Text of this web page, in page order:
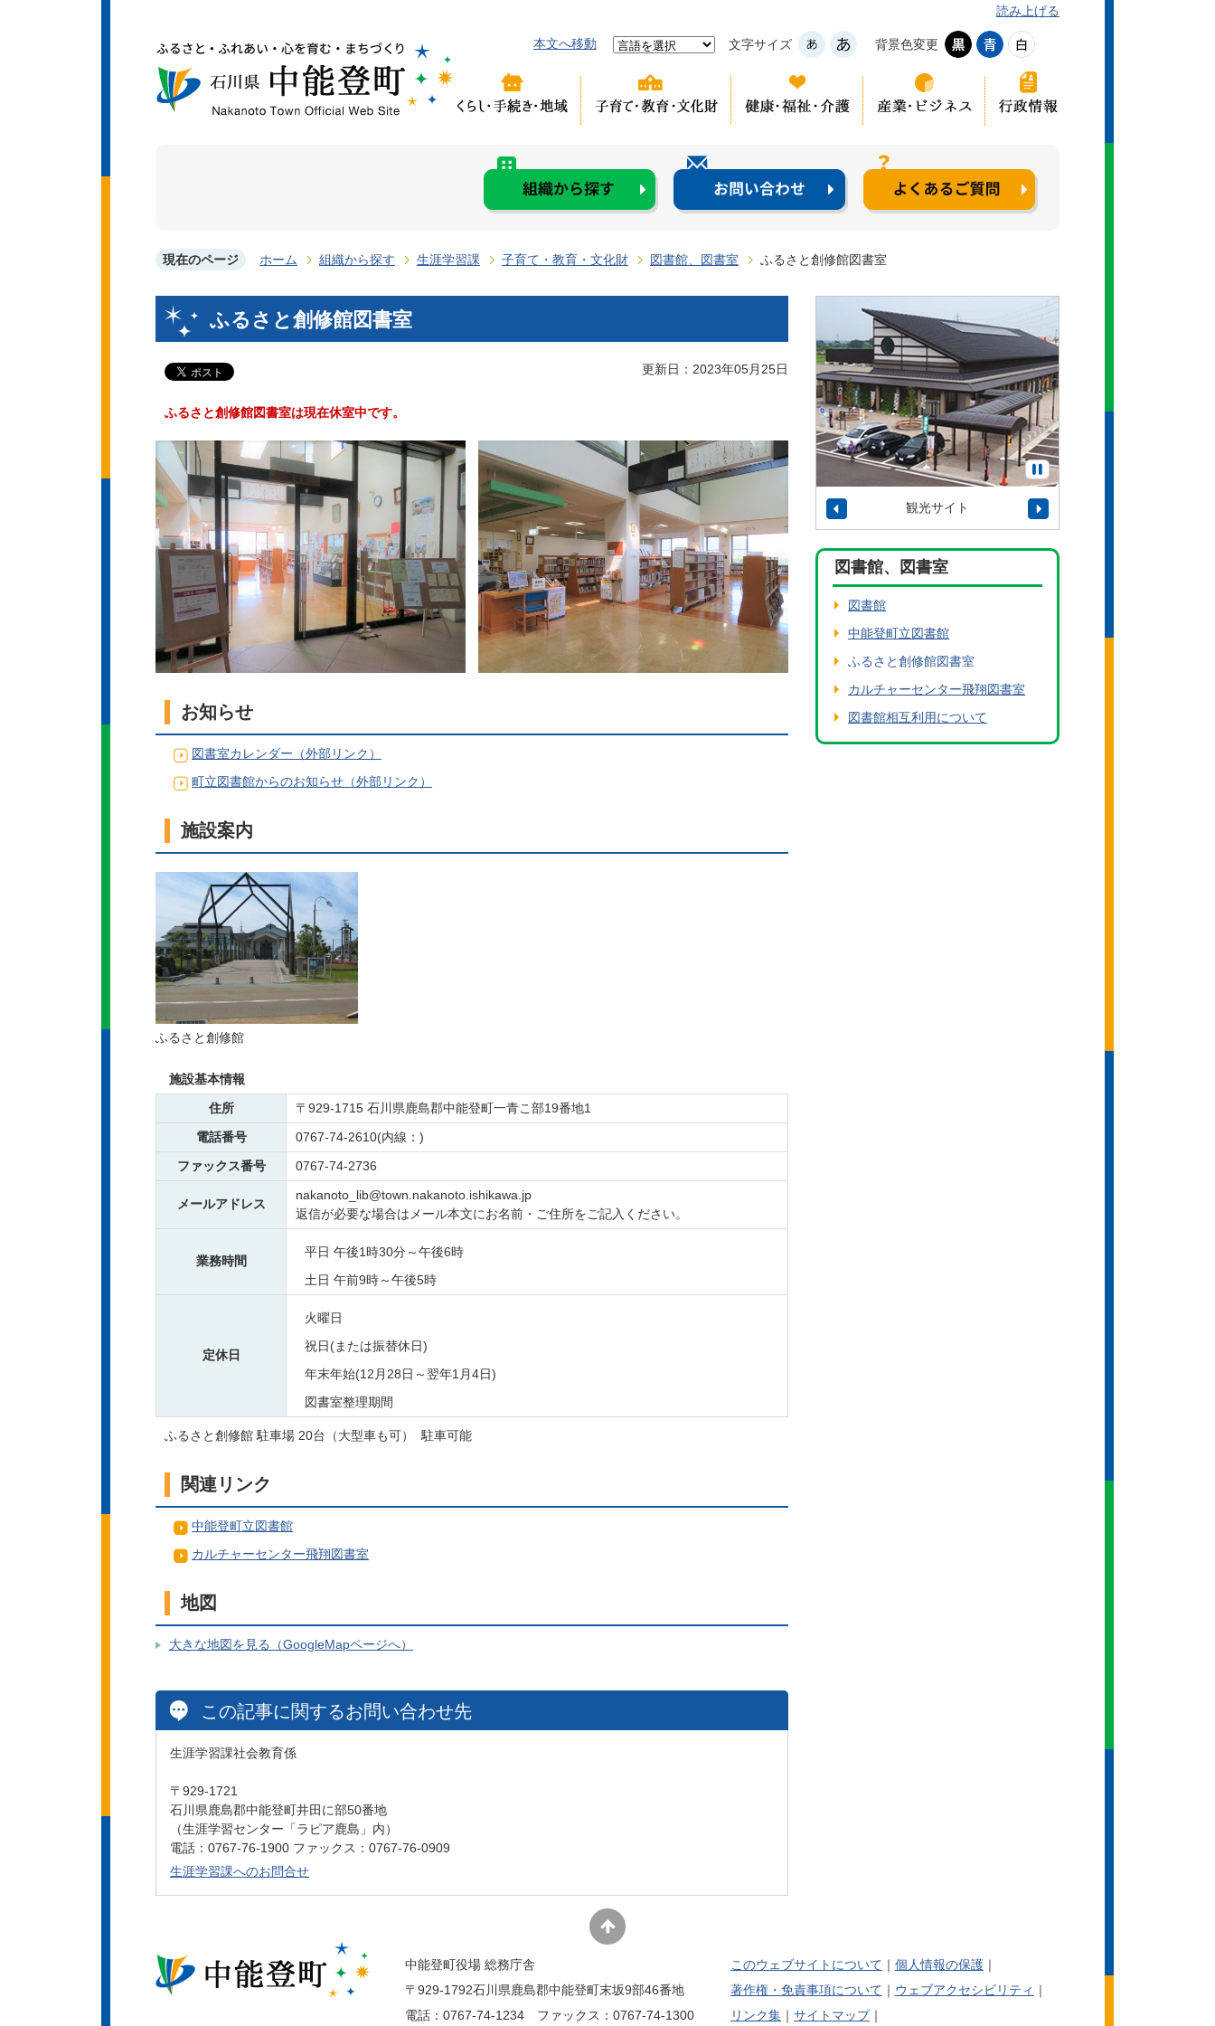
本文へ移動 文字サイズ 背景色変更
読み上げる
現在のページ ホーム 組織から探す 生涯学習課 子育て・教育・文化財 図書館、図書室 ふるさと創修館図書室
ふるさと創修館図書室
更新日：2023年05月25日
ふるさと創修館図書室は現在休室中です。
お知らせ
図書室カレンダー（外部リンク）
町立図書館からのお知らせ（外部リンク）
施設案内
ふるさと創修館
施設基本情報
住所
〒929-1715 石川県鹿島郡中能登町一青こ部19番地1
電話番号
0767-74-2610(内線：)
ファックス番号
0767-74-2736
メールアドレス
nakanoto_lib@town.nakanoto.ishikawa.jp
返信が必要な場合はメール本文にお名前・ご住所をご記入ください。
業務時間
平日 午後1時30分～午後6時
土日 午前9時～午後5時
定休日
火曜日
祝日(または振替休日)
年末年始(12月28日～翌年1月4日)
図書室整理期間
ふるさと創修館 駐車場 20台（大型車も可） 駐車可能
関連リンク
中能登町立図書館
カルチャーセンター飛翔図書室
地図
大きな地図を見る（GoogleMapページへ）
この記事に関するお問い合わせ先
生涯学習課社会教育係
〒929-1721
石川県鹿島郡中能登町井田に部50番地
（生涯学習センター「ラピア鹿島」内）
電話：0767-76-1900 ファックス：0767-76-0909
生涯学習課へのお問合せ
子育てサイト 観光サイト
図書館、図書室
図書館
中能登町立図書館
ふるさと創修館図書室
カルチャーセンター飛翔図書室
図書館相互利用について
中能登町役場 総務庁舎
〒929-1792石川県鹿島郡中能登町末坂9部46番地
電話：0767-74-1234 ファックス：0767-74-1300
このウェブサイトについて
個人情報の保護
著作権・免責事項について
ウェブアクセシビリティ
リンク集
サイトマップ